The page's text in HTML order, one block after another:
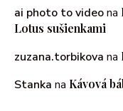
ai photo to videona
Lotus sušienkami
zuzana.torbikova na
Stanka na Kávová